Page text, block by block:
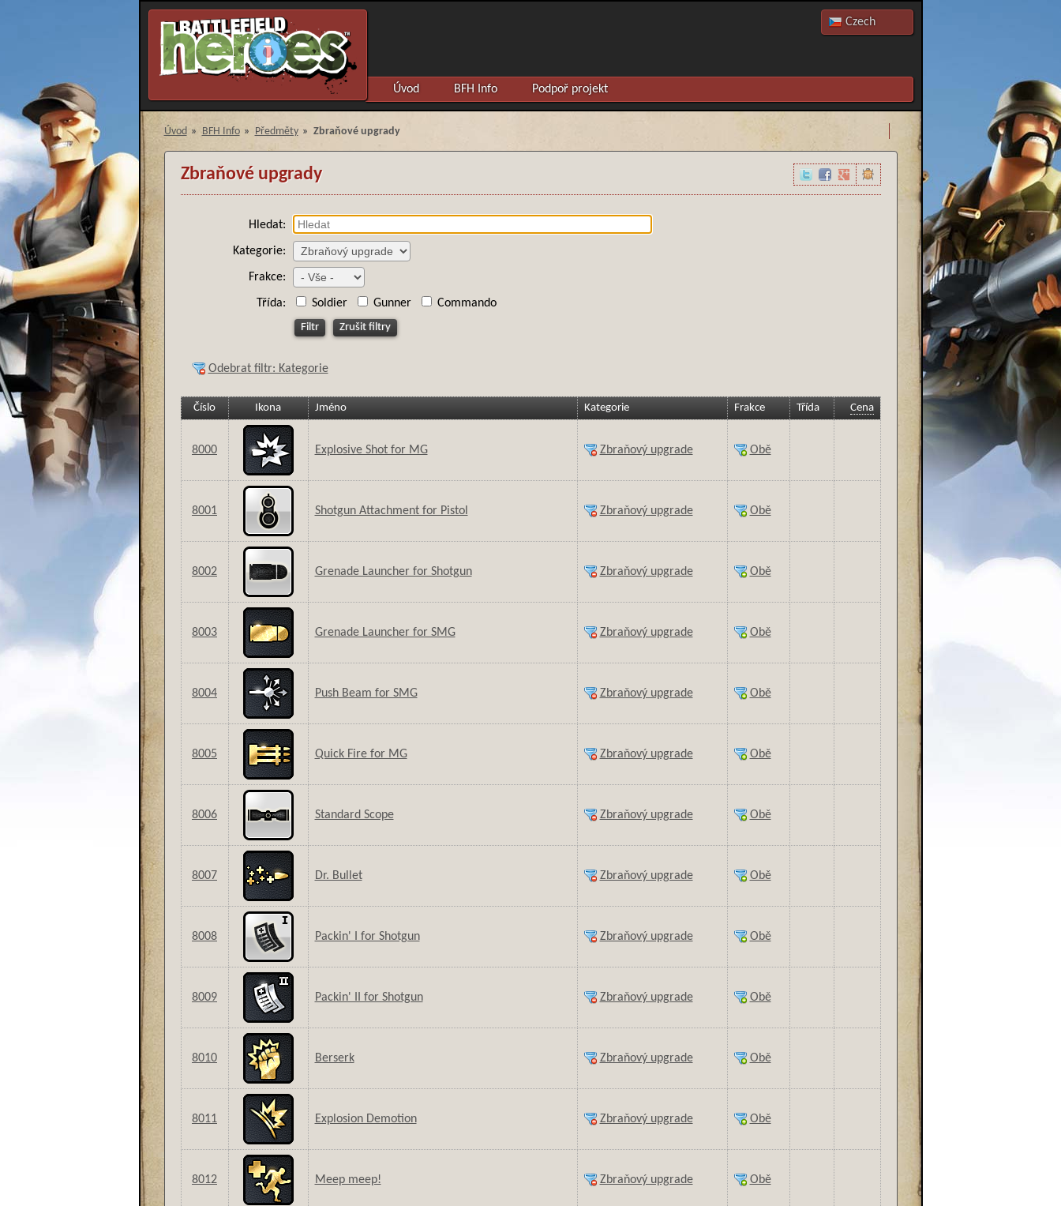
Czech
Russian
Přidat nový
Úvod BFH Info Podpoř projekt
Úvod » BFH Info » Předměty » Zbraňové upgrady
Zbraňové upgrady
Hledat:
Kategorie:
Frakce:
Třída: Soldier Gunner Commando
Odebrat filtr: Kategorie
Číslo Ikona Jméno Kategorie Frakce Třída Cena
8000 Explosive Shot for MG Zbraňový upgrade Obě
8001 Shotgun Attachment for Pistol Zbraňový upgrade Obě
8002 Grenade Launcher for Shotgun Zbraňový upgrade Obě
8003 Grenade Launcher for SMG Zbraňový upgrade Obě
8004 Push Beam for SMG Zbraňový upgrade Obě
8005 Quick Fire for MG Zbraňový upgrade Obě
8006 Standard Scope Zbraňový upgrade Obě
8007 Dr. Bullet Zbraňový upgrade Obě
8008 Packin' I for Shotgun Zbraňový upgrade Obě
8009 Packin' II for Shotgun Zbraňový upgrade Obě
8010 Berserk Zbraňový upgrade Obě
8011 Explosion Demotion Zbraňový upgrade Obě
8012 Meep meep! Zbraňový upgrade Obě